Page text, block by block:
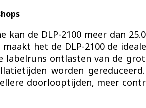
de DLP-2100 meer dan
het de DLP-2100 de
labelruns ontlasten van de
worden
doorlooptijden, meer